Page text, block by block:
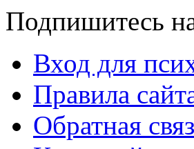
Подпишитесь
Вход для
Правила
Обратная